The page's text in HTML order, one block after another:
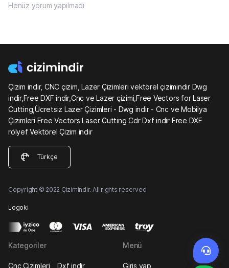
Henüz yorum yapılmadı
Çizim indir, CNC çizim, Lazer Çizimleri vektörel çizimindir Dwg
indir,Free DXF indir,Cnc ve Lazer çizimi,Free Vectors for Laser
Cutting,Ücretsiz Lazer Çizimleri - Dwg indir - Cnc ve Mobilya
Çizimleri Free Vectors Laser Cutting Cdr Dxf indir Free DXF
rölyef Vektörel Çizim indir
Türkçe
Copyright © 2022 Çizimindir. All rights reserved.
Logoki
Kategoriler
Cnc Çizimleri Dxf indir
Menü
Giriş yap